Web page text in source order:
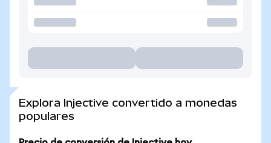
Explora Injective convertido a monedas
populares